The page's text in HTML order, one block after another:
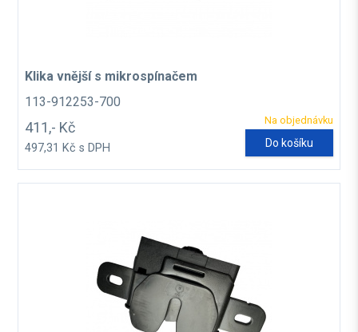
Klika vnější s mikrospínačem
113-912253-700
Na objednávku
411,- Kč
497,31 Kč s DPH Do košíku